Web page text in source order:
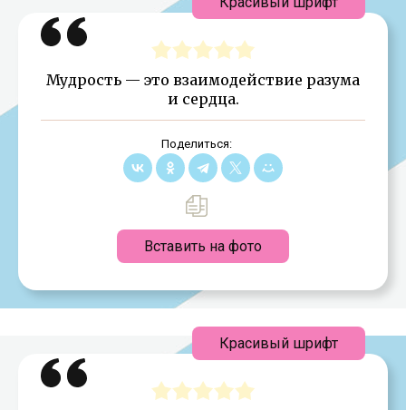
Мудрость — это взаимодействие разума
и сердца.
Поделиться:
Вставить на фото
Красивый шрифт